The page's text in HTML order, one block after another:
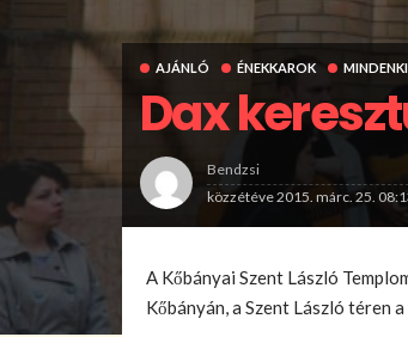
AJÁNLÓ ÉNEKKAROK
Dax
Bendzsi
közzétéve2015. márc. 25.
A Kőbányai Szent László
Kőbányán, a Szent László téren